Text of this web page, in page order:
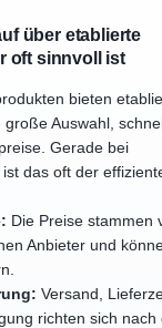
über etablierte
oft sinnvoll ist
bieten
Auswahl,
Gerade bei
das oft der
Die Preise stammen
Anbieter und
Versand,
richten sich nach